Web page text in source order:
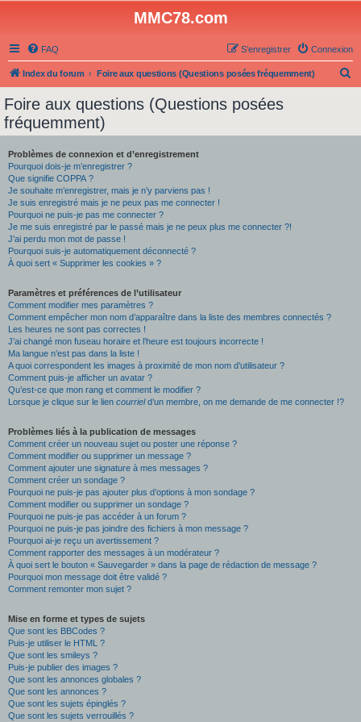
MMC78.com
FAQ Connexion
S’enregistrer
Index du forum Foire aux questions (Questions posées fréquemment)
Foire aux questions (Questions posées
fréquemment)
Problèmes de connexion et d’enregistrement
Pourquoi dois-je m’enregistrer ?
Que signifie COPPA ?
Je souhaite m’enregistrer, mais je n’y parviens pas !
Je suis enregistré mais je ne peux pas me connecter !
Pourquoi ne puis-je pas me connecter ?
Je me suis enregistré par le passé mais je ne peux plus me connecter ?!
J’ai perdu mon mot de passe !
Pourquoi suis-je automatiquement déconnecté ?
À quoi sert « Supprimer les cookies » ?
Paramètres et préférences de l’utilisateur
Comment modifier mes paramètres ?
Comment empêcher mon nom d’apparaître dans la liste des membres connectés ?
Les heures ne sont pas correctes !
J’ai changé mon fuseau horaire et l’heure est toujours incorrecte !
Ma langue n’est pas dans la liste !
A quoi correspondent les images à proximité de mon nom d’utilisateur ?
Comment puis-je afficher un avatar ?
Qu’est-ce que mon rang et comment le modifier ?
Lorsque je clique sur le lien courrield’un membre, on me demande de me connecter !?
Problèmes liés à la publication de messages
Comment créer un nouveau sujet ou poster une réponse ?
Comment modifier ou supprimer un message ?
Comment ajouter une signature à mes messages ?
Comment créer un sondage ?
Pourquoi ne puis-je pas ajouter plus d’options à mon sondage ?
Comment modifier ou supprimer un sondage ?
Pourquoi ne puis-je pas accéder à un forum ?
Pourquoi ne puis-je pas joindre des fichiers à mon message ?
Pourquoi ai-je reçu un avertissement ?
Comment rapporter des messages à un modérateur ?
À quoi sert le bouton « Sauvegarder » dans la page de rédaction de message ?
Pourquoi mon message doit être validé ?
Comment remonter mon sujet ?
Mise en forme et types de sujets
Que sont les BBCodes ?
Puis-je utiliser le HTML ?
Que sont les smileys ?
Puis-je publier des images ?
Que sont les annonces globales ?
Que sont les annonces ?
Que sont les sujets épinglés ?
Que sont les sujets verrouillés ?